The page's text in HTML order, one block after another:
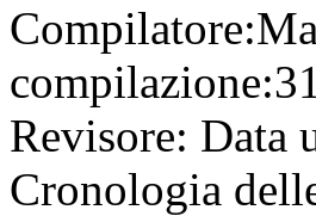
Compilatore:
compilazione:
Revisore: Data
Cronologia